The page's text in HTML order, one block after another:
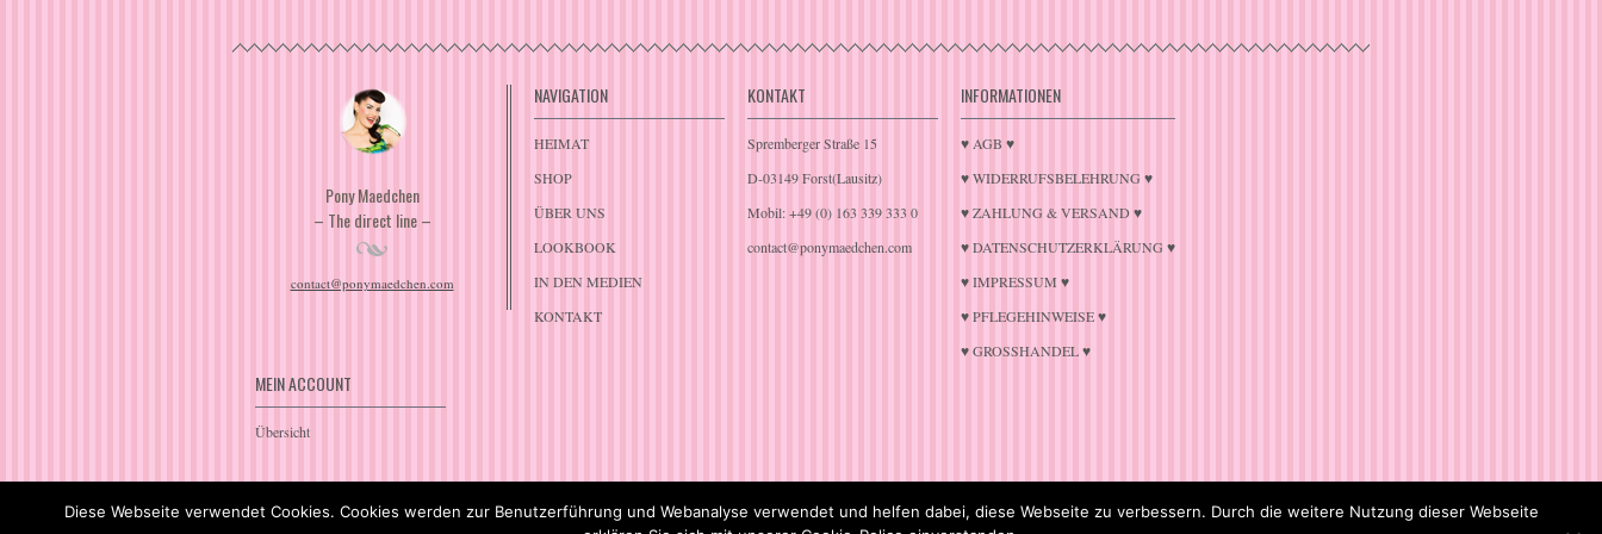
Pony Maedchen
– The direct line –
contact@ponymaedchen.com
NAVIGATION
HEIMAT
SHOP
ÜBER UNS
LOOKBOOK
IN DEN MEDIEN
KONTAKT
KONTAKT
Spremberger Straße 15
D-03149 Forst(Lausitz)
Mobil: +49 (0) 163 339 333 0
contact@ponymaedchen.com
INFORMATIONEN
♥ AGB ♥
♥ WIDERRUFSBELEHRUNG ♥
♥ ZAHLUNG & VERSAND ♥
♥ DATENSCHUTZERKLÄRUNG ♥
♥ IMPRESSUM ♥
♥ PFLEGEHINWEISE ♥
♥ GROSSHANDEL ♥
MEIN ACCOUNT
Übersicht
Diese Webseite verwendet Cookies. Cookies werden zur Benutzerführung und Webanalyse verwendet und helfen dabei, diese Webseite zu verbessern. Durch die weitere Nutzung dieser Webseite